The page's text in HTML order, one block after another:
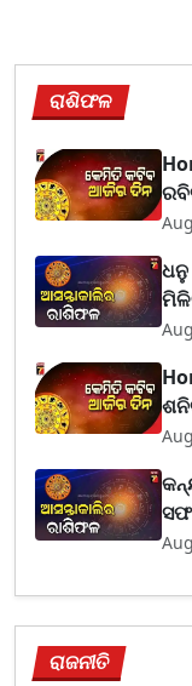
ରାଶିଫଳ
ଧନୁ
ରାଜନୀତି